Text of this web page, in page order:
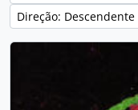
Direção: Descendente